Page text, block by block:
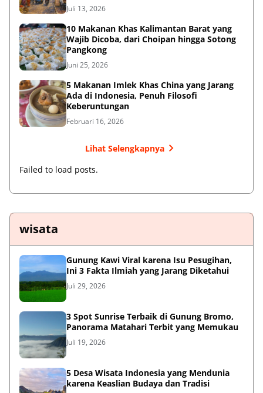
Juli 13, 2026
10 Makanan Khas Kalimantan Barat yang
Wajib Dicoba, dari Choipan hingga Sotong
Pangkong
Juni 25, 2026
5 Makanan Imlek Khas China yang Jarang
Ada di Indonesia, Penuh Filosofi
Keberuntungan
Februari 16, 2026
Lihat Selengkapnya
Failed to load posts.
wisata
Gunung Kawi Viral karena Isu Pesugihan,
Ini 3 Fakta Ilmiah yang Jarang Diketahui
Juli 29, 2026
3 Spot Sunrise Terbaik di Gunung Bromo,
Panorama Matahari Terbit yang Memukau
Juli 19, 2026
5 Desa Wisata Indonesia yang Mendunia
karena Keaslian Budaya dan Tradisi